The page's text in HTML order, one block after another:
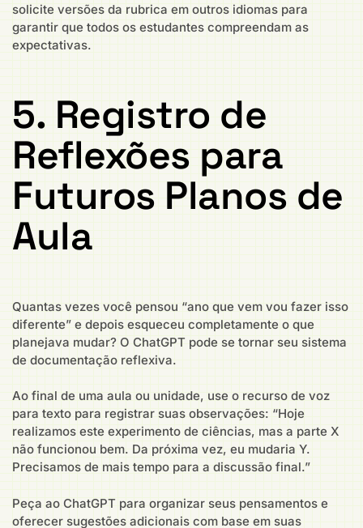
solicite versões da rubrica em outros idiomas para
garantir que todos os estudantes compreendam as
expectativas.
5. Registro de
Reflexões para
Futuros Planos de
Aula
Quantas vezes você pensou “ano que vem vou fazer isso
diferente” e depois esqueceu completamente o que
planejava mudar? O ChatGPT pode se tornar seu sistema
de documentação reflexiva.
Ao final de uma aula ou unidade, use o recurso de voz
para texto para registrar suas observações: “Hoje
realizamos este experimento de ciências, mas a parte X
não funcionou bem. Da próxima vez, eu mudaria Y.
Precisamos de mais tempo para a discussão final.”
Peça ao ChatGPT para organizar seus pensamentos e
oferecer sugestões adicionais com base em suas